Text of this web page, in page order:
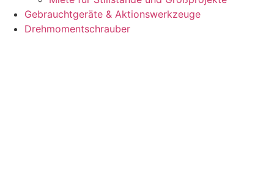
Gebrauchtgeräte & Aktionswerkzeuge
Drehmomentschrauber